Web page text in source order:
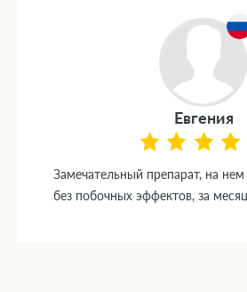
Евгения
Замечательный препарат, на нем
без побочных эффектов, за